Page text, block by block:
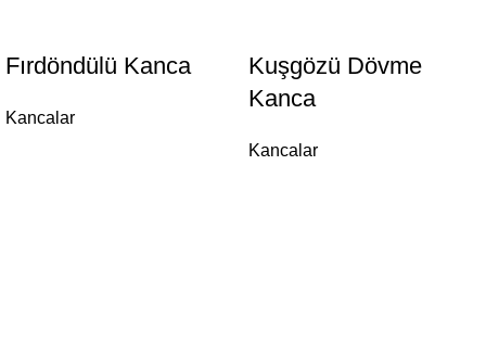
Fırdöndülü Kanca
Kancalar
Kuşgözü Dövme
Kanca
Kancalar